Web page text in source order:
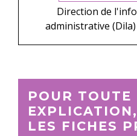
Direction de
administrative
POUR TOUTE
LES FICHES